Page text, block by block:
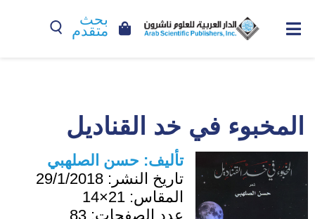
بحث
متقدم
المخبوء في خد القناديل
تأليف: حسن الصلهبي
تاريخ النشر: 29/1/2018
المقاس: 21×14
عدد الصفحات: 83